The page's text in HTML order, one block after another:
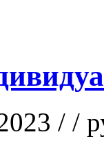
/ /